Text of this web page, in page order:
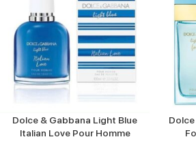
Dolce & Gabbana Light Blue
Italian Love Pour Homme